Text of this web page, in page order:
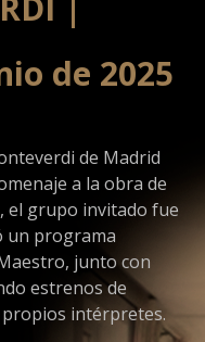
de 2025
de Madrid
a la obra de
el grupo invitado fue
un programa
junto con
estrenos de
intérpretes.